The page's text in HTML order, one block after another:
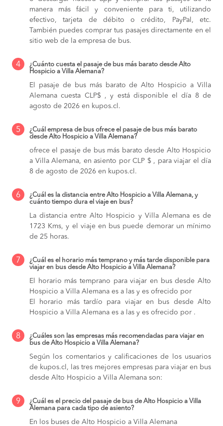
manera más fácil y conveniente para ti, utilizando
efectivo, tarjeta de débito o crédito, PayPal, etc.
También puedes comprar tus pasajes directamente en el
sitio web de la empresa de bus.
4
¿Cuánto cuesta el pasaje de bus más barato desde Alto
Hospicio a Villa Alemana?
El pasaje de bus más barato de Alto Hospicio a Villa
Alemana cuesta CLP$ , y está disponible el día 8 de
agosto de 2026 en kupos.cl.
5
¿Cuál empresa de bus ofrece el pasaje de bus más barato
desde Alto Hospicio a Villa Alemana?
ofrece el pasaje de bus más barato desde Alto Hospicio
a Villa Alemana, en asiento por CLP $ , para viajar el día
8 de agosto de 2026 en kupos.cl.
6
¿Cuál es la distancia entre Alto Hospicio a Villa Alemana, y
cuánto tiempo dura el viaje en bus?
La distancia entre Alto Hospicio y Villa Alemana es de
1723 Kms, y el viaje en bus puede demorar un mínimo
de 25 horas.
7
¿Cuál es el horario más temprano y más tarde disponible para
viajar en bus desde Alto Hospicio a Villa Alemana?
El horario más temprano para viajar en bus desde Alto
Hospicio a Villa Alemana es a las y es ofrecido por
El horario más tardío para viajar en bus desde Alto
Hospicio a Villa Alemana es a las y es ofrecido por .
8
¿Cuáles son las empresas más recomendadas para viajar en
bus de Alto Hospicio a Villa Alemana?
Según los comentarios y calificaciones de los usuarios
de kupos.cl, las tres mejores empresas para viajar en bus
desde Alto Hospicio a Villa Alemana son:
9
¿Cuál es el precio del pasaje de bus de Alto Hospicio a Villa
Alemana para cada tipo de asiento?
En los buses de Alto Hospicio a Villa Alemana